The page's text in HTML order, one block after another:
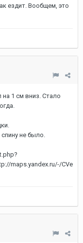
ездит. Вообщем, это
1 см вниз. Стало
не было.
maps.yandex.ru/-/CVe